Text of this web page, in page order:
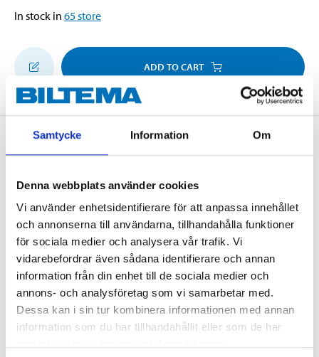
Samtycke Information Om
Denna webbplats använder cookies
Vi använder enhetsidentifierare för att anpassa innehållet
och annonserna till användarna, tillhandahålla funktioner
för sociala medier och analysera vår trafik. Vi
vidarebefordrar även sådana identifierare och annan
information från din enhet till de sociala medier och
annons- och analysföretag som vi samarbetar med.
Dessa kan i sin tur kombinera informationen med annan
information som du har tillhandahållit eller som de har
In stock in 65store
ADD TO CART
Description
USB port for mounting frame. With built-in short
circuiting and overheating protection. Blue LED
indicator.
Technical specifications